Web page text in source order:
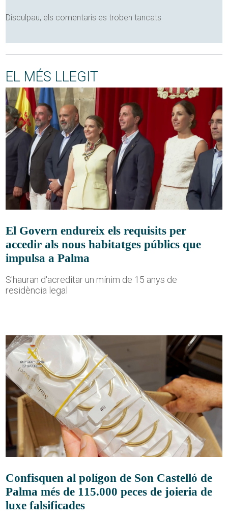
Disculpau, els comentaris es troben tancats
EL MÉS LLEGIT
El Govern endureix els requisits per
accedir als nous habitatges públics que
impulsa a Palma
S'hauran d'acreditar un mínim de 15 anys de
residència legal
Confisquen al polígon de Son Castelló de
Palma més de 115.000 peces de joieria de
luxe falsificades